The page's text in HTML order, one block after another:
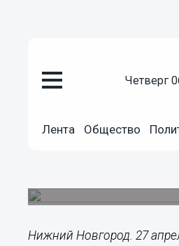
четверг
Лента Общество
ГИБДД
Нижний Новгород. 27